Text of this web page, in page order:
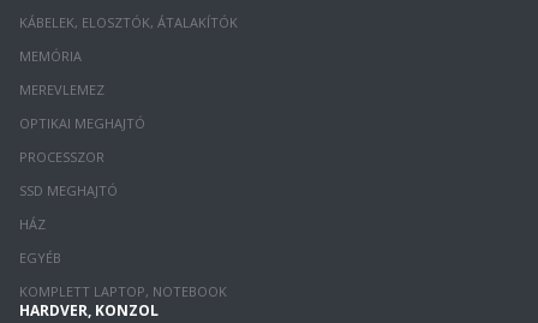
KÁBELEK, ELOSZTÓK, ÁTALAKÍTÓK
MEMÓRIA
MEREVLEMEZ
OPTIKAI MEGHAJTÓ
PROCESSZOR
SSD MEGHAJTÓ
HÁZ
EGYÉB
KOMPLETT LAPTOP, NOTEBOOK
HARDVER, KONZOL